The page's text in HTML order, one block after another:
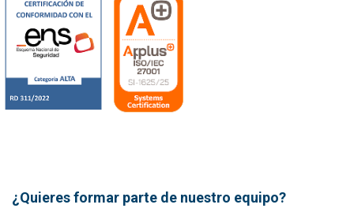
¿Quieres formar parte de nuestro equipo?